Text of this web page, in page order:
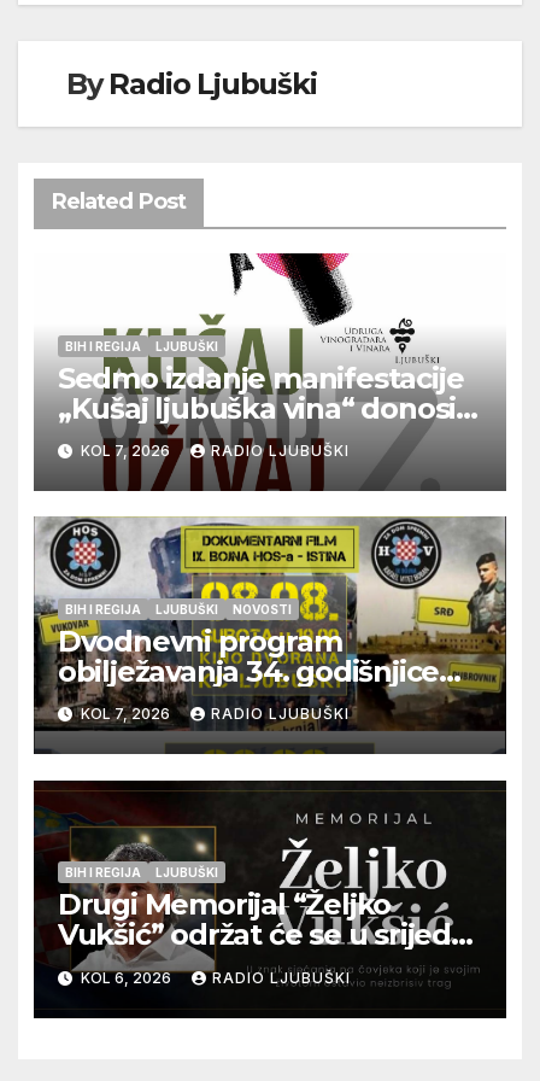
ByRadio Ljubuški
Related Post
BIH I REGIJA LJUBUŠKI
Sedmo izdanje manifestacije
„Kušaj ljubuška vina“ donosi
vrhunska vina, gastronomiju i
glazbu
KOL 7, 2026 RADIO LJUBUŠKI
BIH I REGIJA LJUBUŠKI NOVOSTI
Dvodnevni program
obilježavanja 34. godišnjice
pogibije generala Blaža
Kraljevića i osmorice
pripadnika HOS-a
KOL 7, 2026 RADIO LJUBUŠKI
BIH I REGIJA LJUBUŠKI
Drugi Memorijal “Željko
Vukšić” održat će se u srijedu
12. kolovoza u Otoku
KOL 6, 2026 RADIO LJUBUŠKI